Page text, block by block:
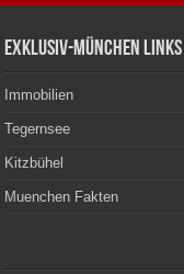
Exklusiv-München Links
Immobilien
Tegernsee
Kitzbühel
Muenchen Fakten